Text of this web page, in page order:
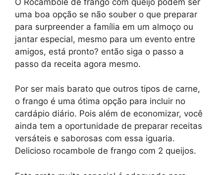
uma boa opção se não souber o que preparar
para surpreender a família em um almoço ou
jantar especial, mesmo para um evento entre
amigos, está pronto? então siga o passo a
passo da receita agora mesmo.
Por ser mais barato que outros tipos de carne,
o frango é uma ótima opção para incluir no
cardápio diário. Pois além de economizar, você
ainda tem a oportunidade de preparar receitas
versáteis e saborosas com essa iguaria.
Delicioso rocambole de frango com 2 queijos.